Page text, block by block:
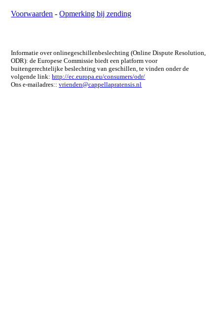
Voorwaarden -Opmerking bij zending
Informatie over onlinegeschillenbeslechting (Online Dispute Resolution,
ODR): de Europese Commissie biedt een platform voor
buitengerechtelijke beslechting van geschillen, te vinden onder de
volgende link:http://ec.europa.eu/consumers/odr/
Ons e-mailadres::vrienden@cappellapratensis.nl